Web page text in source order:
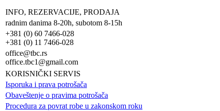
INFO, REZERVACIJE, PRODAJA
radnim danima 8-20h, subotom 8-15h
+381 (0) 60 7466-028
+381 (0) 11 7466-028
office@tbc.rs
office.tbc1@gmail.com
KORISNIČKI SERVIS
Isporuka i prava potrošača
Obaveštenje o pravima potrošača
Procedura za povrat robe u zakonskom roku